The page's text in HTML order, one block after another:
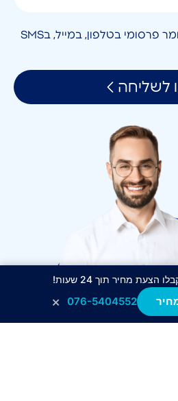
אני מאשר/ת קבלת חומר פרסומי בטלפון, במייל, בSMS
לשליחה
076-5404552
×